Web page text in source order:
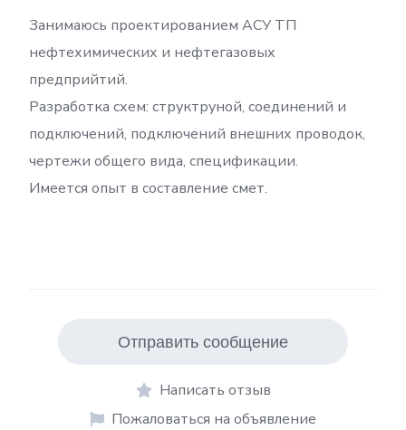
Занимаюсь проектированием АСУ ТП
нефтехимических и нефтегазовых
предприйтий.
Разработка схем: структруной, соединений и
подключений, подключений внешних проводок,
чертежи общего вида, спецификации.
Имеется опыт в составление смет.
Отправить сообщение
Написать отзыв
Пожаловаться на объявление